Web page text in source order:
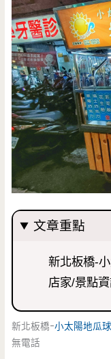
文章重點
新北板橋-
店家/景點
新北板橋-小太陽地瓜
無電話